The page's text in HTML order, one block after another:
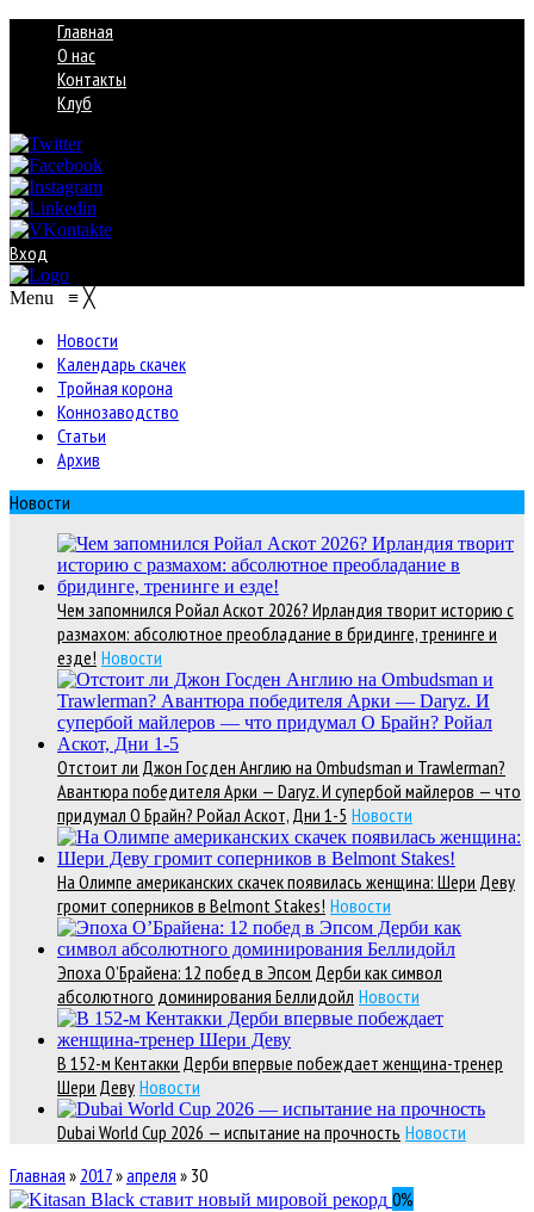
Главная
О нас
Контакты
Клуб
Вход
Menu ≡ ╳
Новости
Календарь скачек
Тройная корона
Коннозаводство
Статьи
Архив
Новости
Чем запомнился Ройал Аскот 2026? Ирландия творит историю с
размахом: абсолютное преобладание в бридинге, тренинге и
езде! Новости
Отстоит ли Джон Госден Англию на Ombudsman и Trawlerman?
Авантюра победителя Арки — Daryz. И супербой майлеров — что
придумал О Брайн? Ройал Аскот, Дни 1-5 Новости
На Олимпе американских скачек появилась женщина: Шери Деву
громит соперников в Belmont Stakes! Новости
Эпоха О’Брайена: 12 побед в Эпсом Дерби как символ
абсолютного доминирования Беллидойл Новости
В 152-м Кентакки Дерби впервые побеждает женщина-тренер
Шери Деву Новости
Dubai World Cup 2026 — испытание на прочность Новости
Главная » 2017»апреля » 30
0%